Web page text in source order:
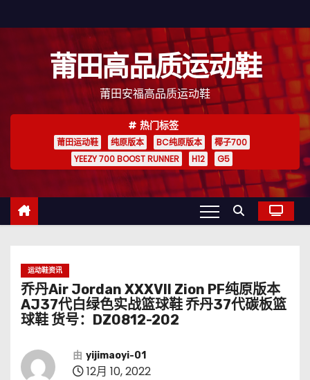
至
莆田高品质运动鞋
莆田安福高品质运动鞋
热门标签
莆田运动鞋 纯原版本 BC纯原版本
椰子700
YEEZY 700 BOOST RUNNER
H12 G5
运动鞋资讯
乔丹Air Jordan XXXVII Zion PF纯原版本
AJ37代白绿色实战篮球鞋 乔丹37代碳板篮
球鞋 货号：DZ0812-202
由 yijimaoyi-01
12月 10, 2022